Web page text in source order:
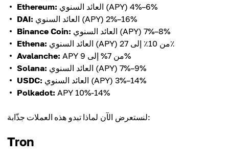
Ethereum:
العائد السنوي (APY) 4%–6%
DAI:
العائد السنوي (APY) 2%–16%
Binance Coin:
العائد السنوي (APY) 7%–8%
Ethena:
العائد السنوي (APY) من 10٪ إلى 27٪
Avalanche:
APY من 7% إلى 9%
Solana:
العائد السنوي (APY) 7%–9%
USDC:
العائد السنوي (APY) 3%–14%
Polkadot: APY 10%-14%
لنستعرض الآن لماذا تبدو هذه العملات جذّابة:
Tron